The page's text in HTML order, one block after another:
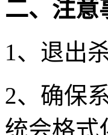
二、注意
1、退出
2、确保
统会格式